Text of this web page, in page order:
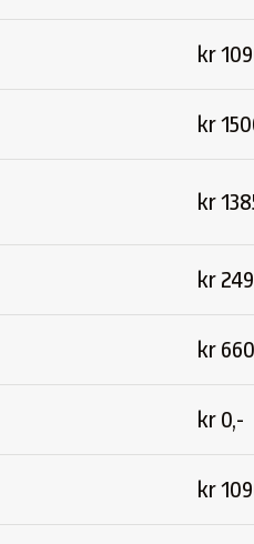
kr
kr
kr
kr
kr
kr0,-
kr